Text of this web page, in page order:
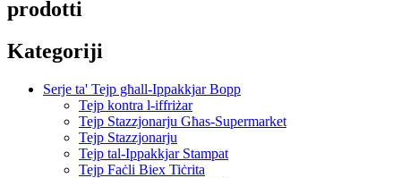
prodotti
Kategoriji
Serje ta' Tejp għall-Ippakkjar Bopp
Tejp kontra l-iffriżar
Tejp Stazzjonarju Għas-Supermarket
Tejp Stazzjonarju
Tejp tal-Ippakkjar Stampat
Tejp Faċli Biex Tiċrita